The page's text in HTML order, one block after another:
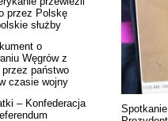
przez Polskę
służby
o
Węgrów z
państwo
czasie wojny
– Konfederacja